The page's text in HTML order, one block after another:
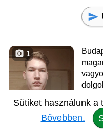
1
Sütiket használunk a
Bővebben.